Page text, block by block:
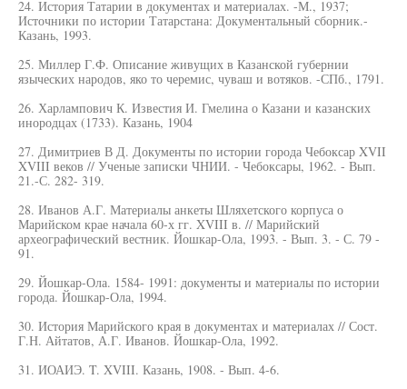
24. История Татарии в документах и материалах. -М., 1937;
Источники по истории Татарстана: Документальный сборник.-
Казань, 1993.
25. Миллер Г.Ф. Описание живущих в Казанской губернии
языческих народов, яко то черемис, чуваш и вотяков. -СПб., 1791.
26. Харлампович К. Известия И. Гмелина о Казани и казанских
инородцах (1733). Казань, 1904
27. Димитриев В Д. Документы по истории города Чебоксар XVII
XVIII веков // Ученые записки ЧНИИ. - Чебоксары, 1962. - Вып.
21.-С. 282- 319.
28. Иванов А.Г. Материалы анкеты Шляхетского корпуса о
Марийском крае начала 60-х гг. XVIII в. // Марийский
археографический вестник. Йошкар-Ола, 1993. - Вып. 3. - С. 79 -
91.
29. Йошкар-Ола. 1584- 1991: документы и материалы по истории
города. Йошкар-Ола, 1994.
30. История Марийского края в документах и материалах // Сост.
Г.Н. Айтатов, А.Г. Иванов. Йошкар-Ола, 1992.
31. ИОАИЭ. T. XVIII. Казань, 1908. - Вып. 4-6.